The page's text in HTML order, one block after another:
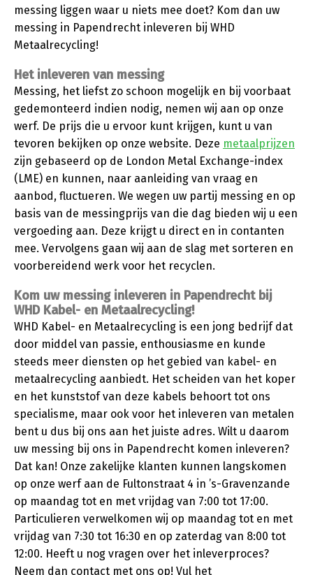
messing liggen waar u niets mee doet? Kom dan uw
messing in Papendrecht inleveren bij WHD
Metaalrecycling!
Het inleveren van messing
Messing, het liefst zo schoon mogelijk en bij voorbaat
gedemonteerd indien nodig, nemen wij aan op onze
werf. De prijs die u ervoor kunt krijgen, kunt u van
tevoren bekijken op onze website. Deze metaalprijzen
zijn gebaseerd op de London Metal Exchange-index
(LME) en kunnen, naar aanleiding van vraag en
aanbod, fluctueren. We wegen uw partij messing en op
basis van de messingprijs van die dag bieden wij u een
vergoeding aan. Deze krijgt u direct en in contanten
mee. Vervolgens gaan wij aan de slag met sorteren en
voorbereidend werk voor het recyclen.
Kom uw messing inleveren in Papendrecht bij
WHD Kabel- en Metaalrecycling!
WHD Kabel- en Metaalrecycling is een jong bedrijf dat
door middel van passie, enthousiasme en kunde
steeds meer diensten op het gebied van kabel- en
metaalrecycling aanbiedt. Het scheiden van het koper
en het kunststof van deze kabels behoort tot ons
specialisme, maar ook voor het inleveren van metalen
bent u dus bij ons aan het juiste adres. Wilt u daarom
uw messing bij ons in Papendrecht komen inleveren?
Dat kan! Onze zakelijke klanten kunnen langskomen
op onze werf aan de Fultonstraat 4 in ’s-Gravenzande
op maandag tot en met vrijdag van 7:00 tot 17:00.
Particulieren verwelkomen wij op maandag tot en met
vrijdag van 7:30 tot 16:30 en op zaterdag van 8:00 tot
12:00. Heeft u nog vragen over het inleverproces?
Neem dan contact met ons op! Vul het